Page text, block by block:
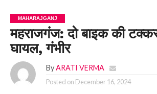
MAHARAJGANJ
महराजगंज: दो बाइक की
घायल, गंभीर
By ARATI VERMA
Posted on December 16, 2024